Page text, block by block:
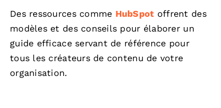
Des ressources comme HubSpot offrent des
modèles et des conseils pour élaborer un
guide efficace servant de référence pour
tous les créateurs de contenu de votre
organisation.